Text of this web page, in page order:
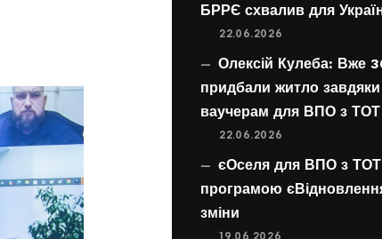
БРРЄ схвалив для
22.06.2026
Олексій Кулеба: Вже
придбали житло
ваучерам для ВПО з ТОТ
22.06.2026
єОселя для ВПО з ТОТ
програмою
зміни
19.06.2026